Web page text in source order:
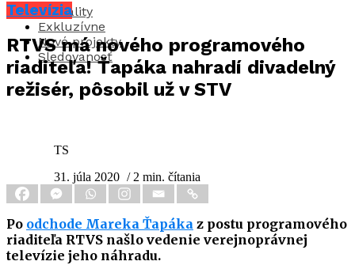
Aktuality
Exkluzívne
Nové projekty
Sledovanosť
Televízia
RTVS má nového programového
riaditeľa! Ťapáka nahradí divadelný
režisér, pôsobil už v STV
TS
31. júla 2020 / 2 min. čítania
Po odchode Mareka Ťapáka z postu programového
riaditeľa RTVS našlo vedenie verejnoprávnej
televízie jeho náhradu.